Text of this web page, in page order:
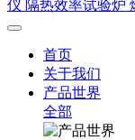
首页
关于我们
产品世界
全部